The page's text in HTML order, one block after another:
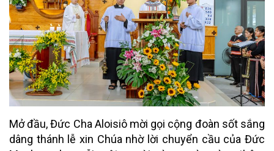
Mở đầu, Đức Cha Aloisiô mời gọi cộng đoàn sốt sắng
dâng thánh lễ xin Chúa nhờ lời chuyển cầu của Đức